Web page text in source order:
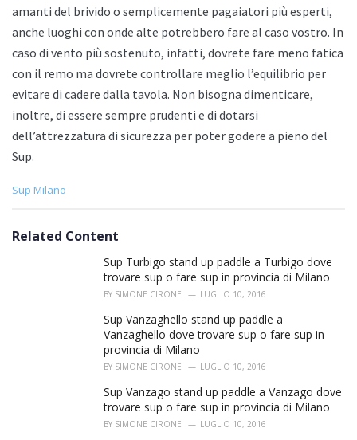
amanti del brivido o semplicemente pagaiatori più esperti,
anche luoghi con onde alte potrebbero fare al caso vostro. In
caso di vento più sostenuto, infatti, dovrete fare meno fatica
con il remo ma dovrete controllare meglio l’equilibrio per
evitare di cadere dalla tavola. Non bisogna dimenticare,
inoltre, di essere sempre prudenti e di dotarsi
dell’attrezzatura di sicurezza per poter godere a pieno del
Sup.
C
e
Sup Milano
Related Content
Sup Turbigo stand up paddle a Turbigo dove
trovare sup o fare sup in provincia di Milano
BY SIMONE CIRONE LUGLIO 10, 2016
Sup Vanzaghello stand up paddle a
Vanzaghello dove trovare sup o fare sup in
provincia di Milano
BY SIMONE CIRONE LUGLIO 10, 2016
Sup Vanzago stand up paddle a Vanzago dove
trovare sup o fare sup in provincia di Milano
BY SIMONE CIRONE LUGLIO 10, 2016